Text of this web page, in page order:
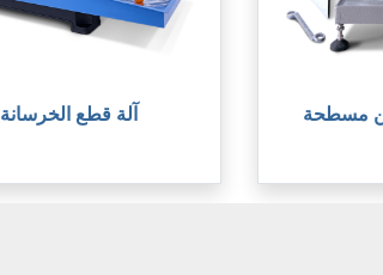
آلة قطع الخرسانة مسطحة